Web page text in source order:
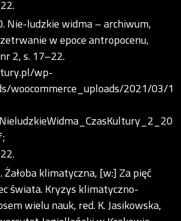
Nie-ludzkie widma – archiwum,
w epoce antropocenu,
2, s. 17–22.
wp-
woocommerce_uploads/2021/03/1
Żałoba klimatyczna, [w:] Za pięć
świata. Kryzys klimatyczno-
wielu nauk, red. K. Jasikowska,